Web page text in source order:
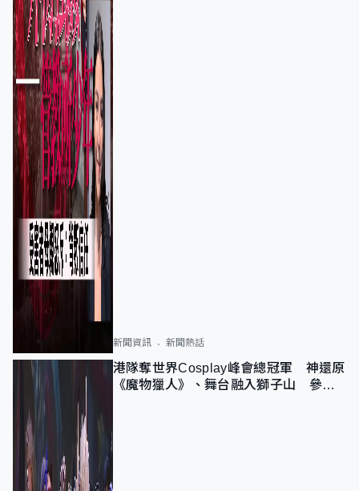
新聞資訊 新聞熱話
港隊奪世界Cosplay峰會總冠軍 神還原
《魔物獵人》、舞台融入獅子山 參賽